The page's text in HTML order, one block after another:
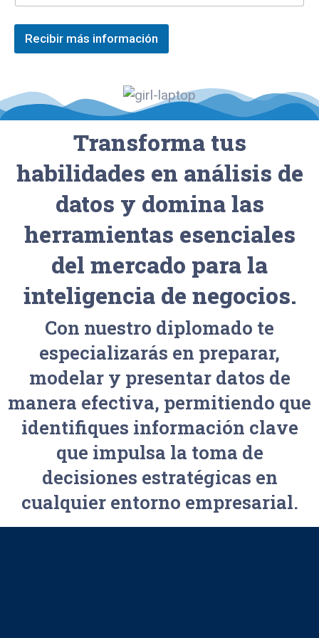
r
n
o
*
n
o
*
x
t
d
n
a
s
l
Recibir más información
Transforma tus
habilidades en análisis de
datos y domina las
herramientas esenciales
del mercado para la
inteligencia de negocios.
Con nuestro diplomado te
especializarás en preparar,
modelar y presentar datos de
manera efectiva, permitiendo que
identifiques información clave
que impulsa la toma de
decisiones estratégicas en
cualquier entorno empresarial.